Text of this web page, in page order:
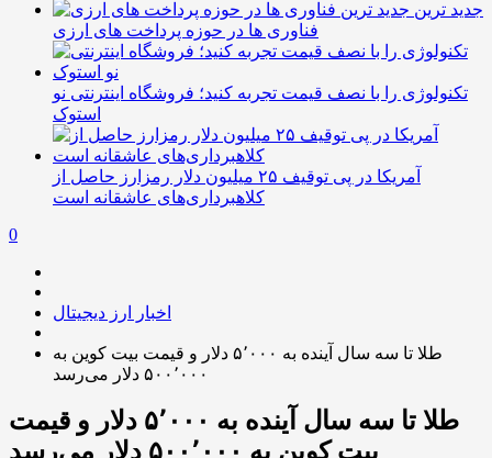
جدید ترین
فناوری ها در حوزه پرداخت های ارزی
تکنولوژی را با نصف قیمت تجربه کنید؛ فروشگاه اینترنتی نو
استوک
آمریکا در پی توقیف ۲۵ میلیون دلار رمزارز حاصل از
کلاهبرداری‌های عاشقانه است
0
اخبار ارز دیجیتال
طلا تا سه سال آینده به ۵٬۰۰۰ دلار و قیمت بیت کوین به
۵۰۰٬۰۰۰ دلار می‌رسد
طلا تا سه سال آینده به ۵٬۰۰۰ دلار و قیمت
بیت کوین به ۵۰۰٬۰۰۰ دلار می‌رسد